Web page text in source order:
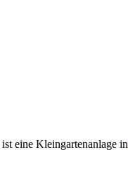
ist eine Kleingartenanlage in